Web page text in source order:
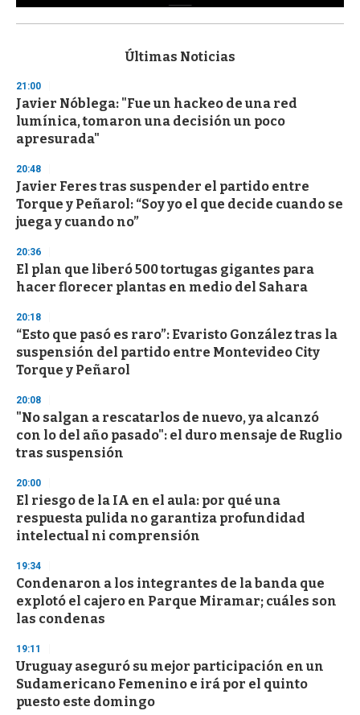
s
d
s
o
f
3
s
e
c
o
n
d
Últimas Noticias
21:00
Javier Nóblega: "Fue un hackeo de una red
lumínica, tomaron una decisión un poco
apresurada"
20:48
Javier Feres tras suspender el partido entre
Torque y Peñarol: “Soy yo el que decide cuando se
juega y cuando no”
20:36
El plan que liberó 500 tortugas gigantes para
hacer florecer plantas en medio del Sahara
20:18
“Esto que pasó es raro”: Evaristo González tras la
suspensión del partido entre Montevideo City
Torque y Peñarol
20:08
"No salgan a rescatarlos de nuevo, ya alcanzó
con lo del año pasado": el duro mensaje de Ruglio
tras suspensión
20:00
El riesgo de la IA en el aula: por qué una
respuesta pulida no garantiza profundidad
intelectual ni comprensión
19:34
Condenaron a los integrantes de la banda que
explotó el cajero en Parque Miramar; cuáles son
las condenas
19:11
Uruguay aseguró su mejor participación en un
Sudamericano Femenino e irá por el quinto
puesto este domingo